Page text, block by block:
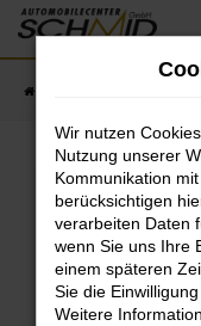
Zum
Hauptinhalt
Fehler:
Beim Laden ist
Hier sind ein
Überprüfe
Wir nutzen
Nutzung unserer
Kommunikation
berücksichtigen
verarbeiten Daten
wenn Sie uns Ihre
einem späteren
Sie die
Weitere